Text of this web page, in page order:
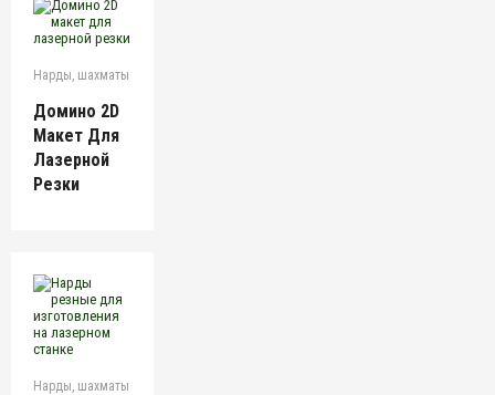
Нарды, шахматы
Домино 2D
Макет Для
Лазерной
Резки
Нарды, шахматы